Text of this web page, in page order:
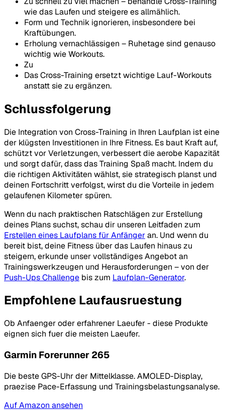
wie das Laufen und steigere es allmählich.
Form und Technik ignorieren, insbesondere bei
Kraftübungen.
Erholung vernachlässigen – Ruhetage sind genauso
wichtig wie Workouts.
Zu
Das Cross-Training ersetzt wichtige Lauf-Workouts
anstatt sie zu ergänzen.
Schlussfolgerung
Die Integration von Cross-Training in Ihren Laufplan ist eine
der klügsten Investitionen in Ihre Fitness. Es baut Kraft auf,
schützt vor Verletzungen, verbessert die aerobe Kapazität
und sorgt dafür, dass das Training Spaß macht. Indem du
die richtigen Aktivitäten wählst, sie strategisch planst und
deinen Fortschritt verfolgst, wirst du die Vorteile in jedem
gelaufenen Kilometer spüren.
Wenn du nach praktischen Ratschlägen zur Erstellung
deines Plans suchst, schau dir unseren Leitfaden zum
Erstellen eines Laufplans für Anfängeran. Und wenn du
bereit bist, deine Fitness über das Laufen hinaus zu
steigern, erkunde unser vollständiges Angebot an
Trainingswerkzeugen und Herausforderungen – von der
Push-Ups Challenge bis zum Laufplan-Generator.
Empfohlene Laufausruestung
Ob Anfaenger oder erfahrener Laeufer - diese Produkte
eignen sich fuer die meisten Laeufer.
Garmin Forerunner 265
Die beste GPS-Uhr der Mittelklasse. AMOLED-Display,
praezise Pace-Erfassung und Trainingsbelastungsanalyse.
Auf Amazon ansehen